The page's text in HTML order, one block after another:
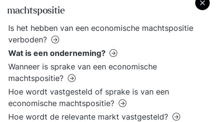
machtspositie
Is het hebben van een economische machtspositie
verboden?
Wat is een onderneming?
Wanneer is sprake van een economische
machtspositie?
Hoe wordt vastgesteld of sprake is van een
economische machtspositie?
Hoe wordt de relevante markt vastgesteld?